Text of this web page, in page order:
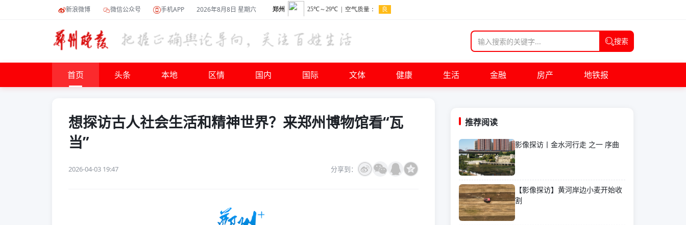
新浪微博 微信公众号 手机APP 2026年8月8日 星期六
搜索
首页 头条 本地 区情 国内 国际 文体 健康 生活 金融 房产 地铁报
想探访古人社会生活和精神世界？来郑州博物馆看“瓦
当”
2026-04-03 19:47 分享到：
推荐阅读
影像探访丨金水河行走 之一 序曲
【影像探访】黄河岸边小麦开始收
割